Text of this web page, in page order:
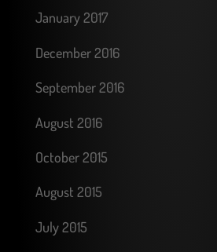
January 2017
December 2016
September 2016
August 2016
October 2015
August 2015
July 2015